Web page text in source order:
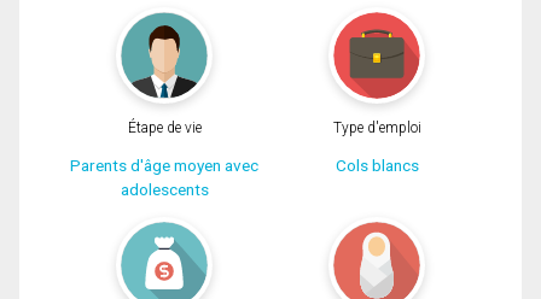
Étape de vie
Parents d'âge moyen avec
adolescents
Type d'emploi
Cols blancs